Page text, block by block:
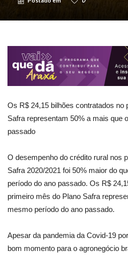
Os R$ 24,15 bilhões contratados no
Safra representam 50% a mais que
passado
O desempenho do crédito rural nos
Safra 2020/2021 foi 50% maior do
período do ano passado. Os R$
primeiro mês do Plano Safra
mesmo período do ano passado.
Apesar da pandemia da Covid-19
bom momento para o agronegócio